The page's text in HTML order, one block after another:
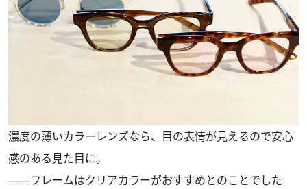
濃度の薄いカラーレンズなら、目の表情が見えるので安心
感のある見た目に。
――フレームはクリアカラーがおすすめとのことでした